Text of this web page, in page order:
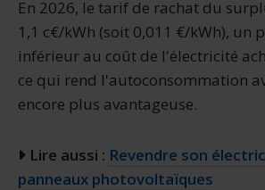
En 2026, le tarif de rachat du
1,1 c€/kWh (soit 0,011 €/kWh), un
inférieur au coût de l'électricité
ce qui rend l'autoconsommation
encore plus avantageuse.
Lire aussi : Revendre son
panneaux photovoltaïques